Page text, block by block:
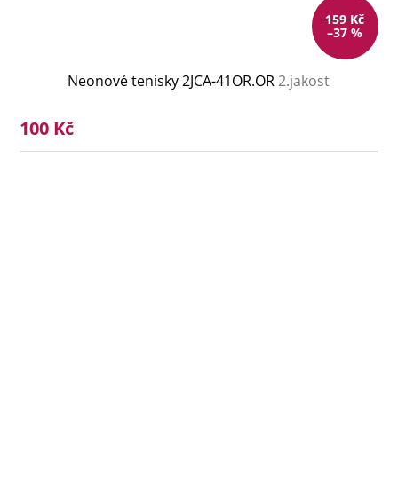
159 Kč
–37 %
Neonové tenisky 2JCA-41OR.OR2.jakost
100 Kč